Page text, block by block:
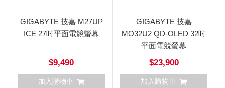
GIGABYTE 技嘉 M27UP
ICE 27吋平面電競螢幕
$9,490
加入購物車
GIGABYTE 技嘉
MO32U2 QD-OLED 32吋
平面電競螢幕
$23,900
加入購物車